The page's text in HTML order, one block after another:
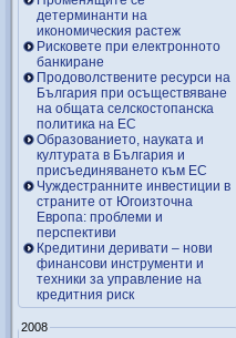
детерминанти на
икономическия растеж
Рисковете при електронното
банкиране
Продоволствените ресурси на
България при осъществяване
на общата селскостопанска
политика на ЕС
Образованието, науката и
културата в България и
присъединяването към ЕС
Чуждестранните инвестиции в
страните от Югоизточна
Европа: проблеми и
перспективи
Кредитини деривати – нови
финансови инструменти и
техники за управление на
кредитния риск
2008